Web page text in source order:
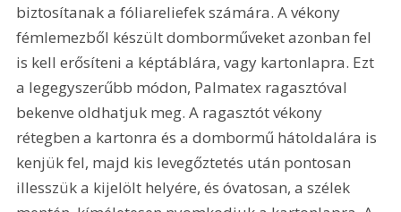
biztosítanak a fóliareliefek számára. A vékony
fémlemezből készült domborműveket azonban fel
is kell erősíteni a képtáblára, vagy kartonlapra. Ezt
a legegyszerűbb módon, Palmatex ragasztóval
bekenve oldhatjuk meg. A ragasztót vékony
rétegben a kartonra és a dombormű hátoldalára is
kenjük fel, majd kis levegőztetés után pontosan
illesszük a kijelölt helyére, és óvatosan, a szélek